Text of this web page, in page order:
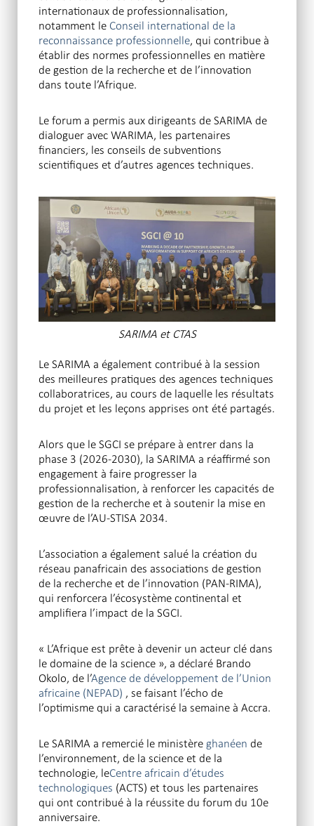
internationaux de professionnalisation,
notamment le Conseil international de la
reconnaissance professionnelle, qui contribue à
établir des normes professionnelles en matière
de gestion de la recherche et de l’innovation
dans toute l’Afrique.
Le forum a permis aux dirigeants de SARIMA de
dialoguer avec WARIMA, les partenaires
financiers, les conseils de subventions
scientifiques et d’autres agences techniques.
SARIMA et CTAS
Le SARIMA a également contribué à la session
des meilleures pratiques des agences techniques
collaboratrices, au cours de laquelle les résultats
du projet et les leçons apprises ont été partagés.
Alors que le SGCI se prépare à entrer dans la
phase 3 (2026-2030), la SARIMA a réaffirmé son
engagement à faire progresser la
professionnalisation, à renforcer les capacités de
gestion de la recherche et à soutenir la mise en
œuvre de l’AU-STISA 2034.
L’association a également salué la création du
réseau panafricain des associations de gestion
de la recherche et de l’innovation (PAN-RIMA),
qui renforcera l’écosystème continental et
amplifiera l’impact de la SGCI.
« L’Afrique est prête à devenir un acteur clé dans
le domaine de la science », a déclaré Brando
Okolo, de l’Agence de développement de l’Union
africaine (NEPAD) , se faisant l’écho de
l’optimisme qui a caractérisé la semaine à Accra.
Le SARIMA a remercié le ministère ghanéen de
l’environnement, de la science et de la
technologie, leCentre africain d’études
technologiques (ACTS) et tous les partenaires
qui ont contribué à la réussite du forum du 10e
anniversaire.